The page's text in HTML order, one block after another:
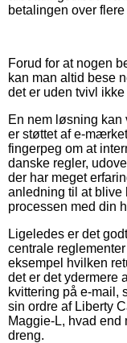
betalingen over flere
Forud for at nogen
kan man altid bese
det er uden tvivl
En nem løsning
er støttet af e-
fingerpeg om at
danske regler,
der har meget
anledning til at blive
processen med din
Ligeledes er det
centrale
eksempel hvilken
det er det ydermere
kvittering på e-mail,
sin ordre af Liberty
Maggie-L, hvad
dreng.